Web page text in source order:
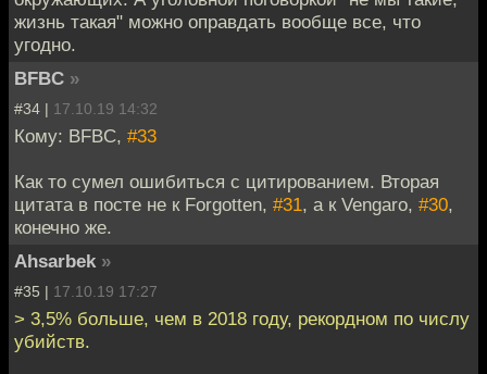
жизнь такая" можно оправдать вообще все, что
угодно.
BFBC »
#34 | 17.10.19 14:32
Кому: BFBC, #33
Как то сумел ошибиться с цитированием. Вторая
цитата в посте не к Forgotten, #31, а к Vengaro, #30,
конечно же.
Ahsarbek »
#35 | 17.10.19 17:27
> 3,5% больше, чем в 2018 году, рекордном по числу
убийств.